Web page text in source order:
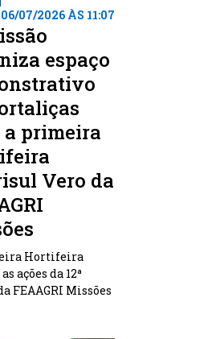
06/07/2026 ÀS 11:07
espaço
a primeira
Vero da
Hortifeira
ações da 12ª
FEAAGRI Missões